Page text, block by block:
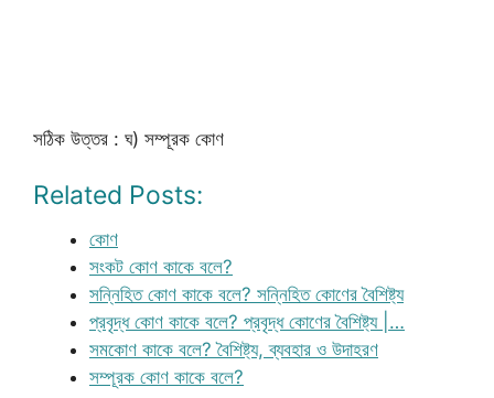
সঠিক উত্তর : ঘ) সম্পূরক কোণ
Related Posts:
কোণ
সংকট কোণ কাকে বলে?
সন্নিহিত কোণ কাকে বলে? সন্নিহিত কোণের বৈশিষ্ট্য
প্রবৃদ্ধ কোণ কাকে বলে? প্রবৃদ্ধ কোণের বৈশিষ্ট্য |…
সমকোণ কাকে বলে? বৈশিষ্ট্য, ব্যবহার ও উদাহরণ
সম্পূরক কোণ কাকে বলে?